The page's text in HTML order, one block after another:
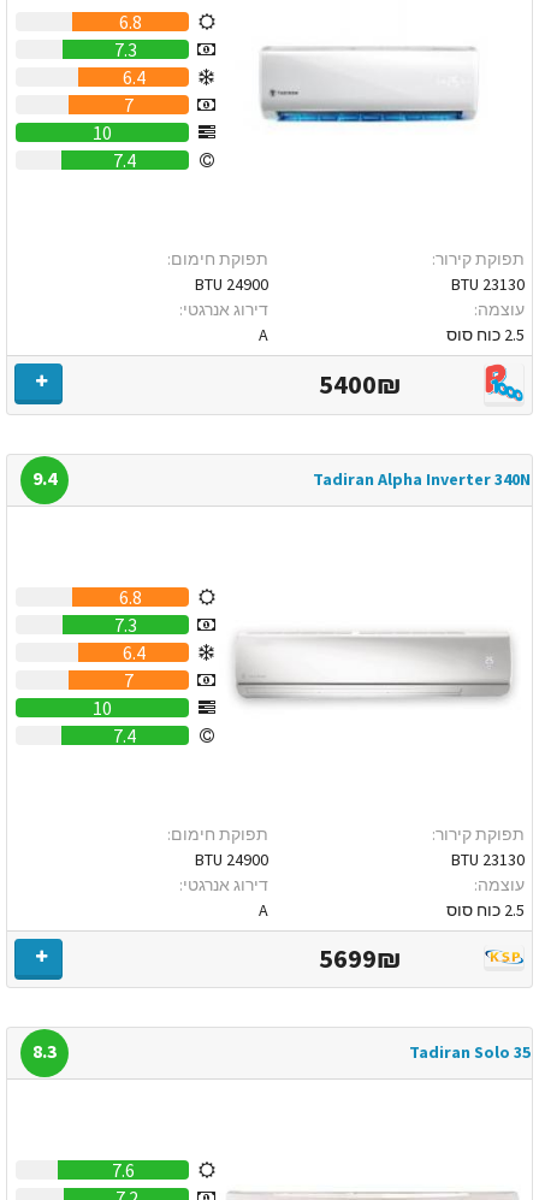
6.8
7.3
6.4
7
10
7.4
תפוקת קירור:
23130 BTU
עוצמה:
2.5 כוח סוס
תפוקת חימום:
24900 BTU
דירוג אנרגטי:
A
5400₪
Tadiran Alpha Inverter 340N
9.4
6.8
7.3
6.4
7
10
7.4
תפוקת קירור:
23130 BTU
עוצמה:
2.5 כוח סוס
תפוקת חימום:
24900 BTU
דירוג אנרגטי:
A
5699₪
Tadiran Solo 35
8.3
7.6